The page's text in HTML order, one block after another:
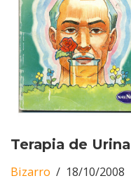
Terapia de Urina
Bizarro 18/10/2008